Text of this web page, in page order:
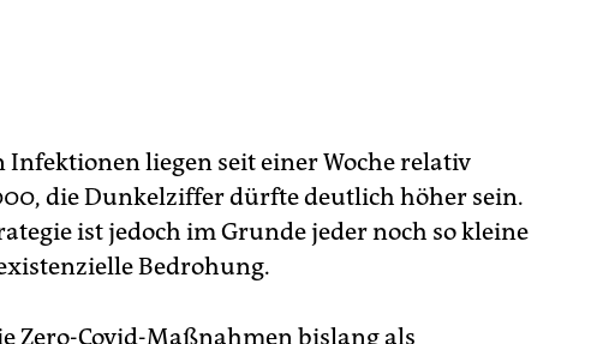
Infektionen liegen seit einer Woche relativ
die Dunkelziffer dürfte deutlich höher sein.
ist jedoch im Grunde jeder noch so kleine
Bedrohung.
Zero-Covid-Maßnahmen bislang als